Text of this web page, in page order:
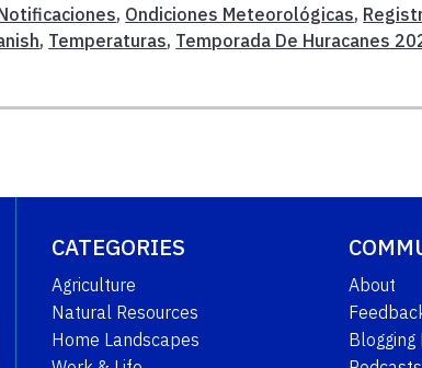
, Ondiciones Meteorológicas,
, Temperaturas, Temporada De Huracanes
CATEGORIES
Agriculture
Natural Resources
Home Landscapes
About
Blogging